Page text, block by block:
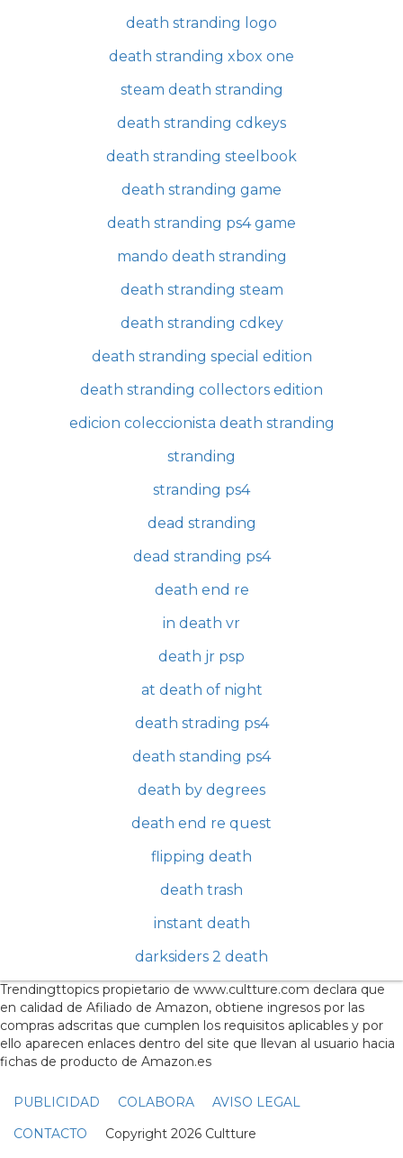
death stranding logo
death stranding xbox one
steam death stranding
death stranding cdkeys
death stranding steelbook
death stranding game
death stranding ps4 game
mando death stranding
death stranding steam
death stranding cdkey
death stranding special edition
death stranding collectors edition
edicion coleccionista death stranding
stranding
stranding ps4
dead stranding
dead stranding ps4
death end re
in death vr
death jr psp
at death of night
death strading ps4
death standing ps4
death by degrees
death end re quest
flipping death
death trash
instant death
darksiders 2 death
Trendingttopics propietario de www.cultture.com declara que
en calidad de Afiliado de Amazon, obtiene ingresos por las
compras adscritas que cumplen los requisitos aplicables y por
ello aparecen enlaces dentro del site que llevan al usuario hacia
fichas de producto de Amazon.es
PUBLICIDAD COLABORA
AVISO LEGAL
CONTACTO Copyright 2026 Cultture